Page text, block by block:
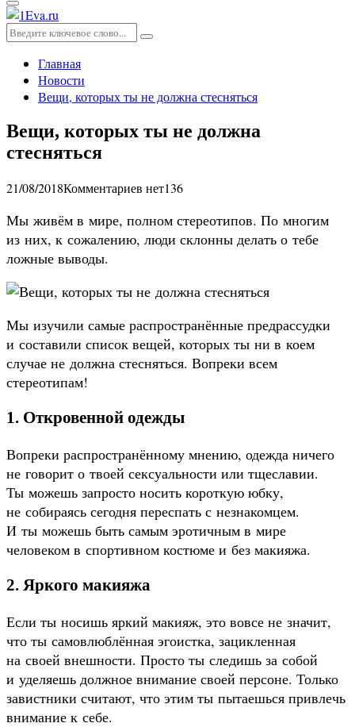
Основное
меню
Искать:
Поиск
Главная
Новости
Вещи, которых ты не должна стесняться
Вещи, которых ты не должна
стесняться
21/08/2018Комментариев нет136
Мы живём в мире, полном стереотипов. По многим
из них, к сожалению, люди склонны делать о тебе
ложные выводы.
Мы изучили самые распространённые предрассудки
и составили список вещей, которых ты ни в коем
случае не должна стесняться. Вопреки всем
стереотипам!
1. Откровенной одежды
Вопреки распространённому мнению, одежда ничего
не говорит о твоей сексуальности или тщеславии.
Ты можешь запросто носить короткую юбку,
не собираясь сегодня переспать с незнакомцем.
И ты можешь быть самым эротичным в мире
человеком в спортивном костюме и без макияжа.
2. Яркого макияжа
Если ты носишь яркий макияж, это вовсе не значит,
что ты самовлюблённая эгоистка, зацикленная
на своей внешности. Просто ты следишь за собой
и уделяешь должное внимание своей персоне. Только
завистники считают, что этим ты пытаешься привлечь
внимание к себе.